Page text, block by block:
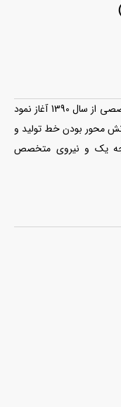
فعالیت خود را به صورت تخصصی از سال 1390 آغاز نمود
محور بودن خط تولید و
درجه یک و نیروی متخصص